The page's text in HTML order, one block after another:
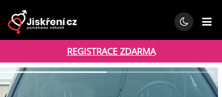
REGISTRACE ZDARMA